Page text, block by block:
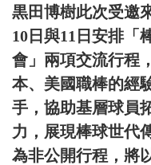
黒田博樹此次受邀
10日與11日安排「
會」兩項交流行程
本、美國職棒的經
手，協助基層球員
力，展現棒球世代
為非公開行程，將